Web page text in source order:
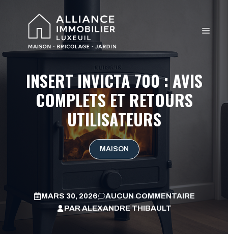
INSERT INVICTA 700 : AVIS
COMPLETS ET RETOURS
UTILISATEURS
MAISON
MARS 30, 2026
AUCUN COMMENTAIRE
PARALEXANDRE THIBAULT